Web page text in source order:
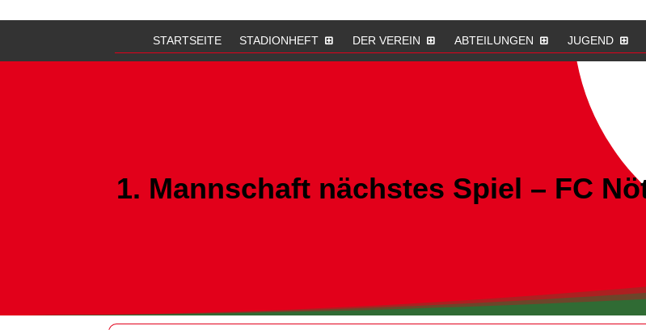
STARTSEITE STADIONHEFT DER VEREIN ABTEILUNGEN JUGEND
1. Mannschaft nächstes Spiel – FC